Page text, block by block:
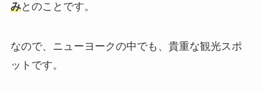
みとのことです。
なので、ニューヨークの中でも、貴重な観光スポ
ットです。